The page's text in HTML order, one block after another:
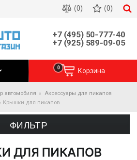
(0) (0)
+7 (495) 50-777-40
+7 (925) 589-09-05
Корзина
0
автомобиля
Аксессуары для пикапов
Крышки для пикапов
ФИЛЬТР
ДЛЯ ПИКАПОВ